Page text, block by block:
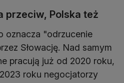
przeciw, Polska też
oznacza "odrzucenie
Słowację. Nad samym
pracują już od 2020 roku,
roku negocjatorzy